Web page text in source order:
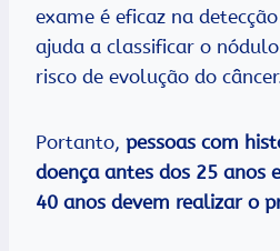
exame é eficaz na
ajuda a classificar o
risco de evolução do
Portanto, pessoas com
doença antes dos 25 anos
40 anos devem realizar o